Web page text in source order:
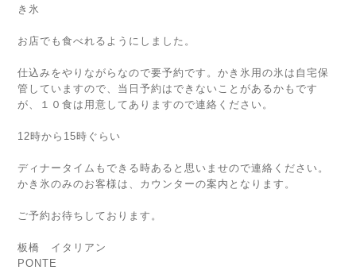
き氷
お店でも食べれるようにしました。
仕込みをやりながらなので要予約です。かき氷用の氷は自宅保
管していますので、当日予約はできないことがあるかもです
が、１０食は用意してありますので連絡ください。
12時から15時ぐらい
ディナータイムもできる時あると思いませので連絡ください。
かき氷のみのお客様は、カウンターの案内となります。
ご予約お待ちしております。
板橋 イタリアン
PONTE